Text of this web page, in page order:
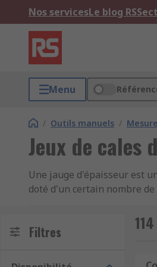
Nos servicesLe blog RS
Menu
/ Outils manuels /
Jeux de cales
Une jauge d'épaisseur est
doté d'un certain nombre
millimètres ou en pouces
être inférieurs à 5,08 mm
d'épaisseur sont
Filtres